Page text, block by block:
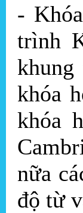
-
trình
khung
khóa
khóa
nữa
độ từ